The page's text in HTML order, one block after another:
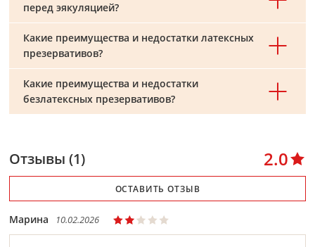
перед эякуляцией?
Какие преимущества и недостатки латексных
презервативов?
Какие преимущества и недостатки
безлатексных презервативов?
Отзывы (1) 2.0
ОСТАВИТЬ ОТЗЫВ
Марина 10.02.2026